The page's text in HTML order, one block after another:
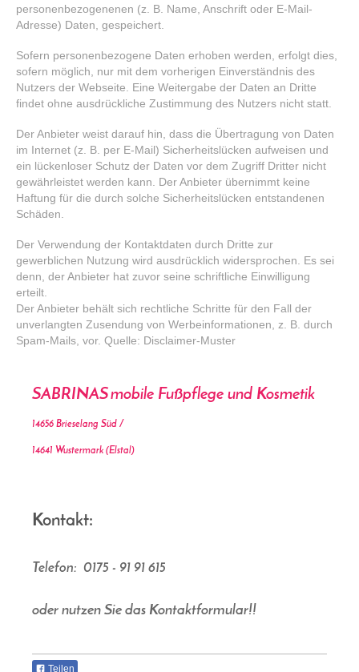
personenbezogenenen (z. B. Name, Anschrift oder E-Mail-
Adresse) Daten, gespeichert.
Sofern personenbezogene Daten erhoben werden, erfolgt dies,
sofern möglich, nur mit dem vorherigen Einverständnis des
Nutzers der Webseite. Eine Weitergabe der Daten an Dritte
findet ohne ausdrückliche Zustimmung des Nutzers nicht statt.
Der Anbieter weist darauf hin, dass die Übertragung von Daten
im Internet (z. B. per E-Mail) Sicherheitslücken aufweisen und
ein lückenloser Schutz der Daten vor dem Zugriff Dritter nicht
gewährleistet werden kann. Der Anbieter übernimmt keine
Haftung für die durch solche Sicherheitslücken entstandenen
Schäden.
Der Verwendung der Kontaktdaten durch Dritte zur
gewerblichen Nutzung wird ausdrücklich widersprochen. Es sei
denn, der Anbieter hat zuvor seine schriftliche Einwilligung
erteilt.
Der Anbieter behält sich rechtliche Schritte für den Fall der
unverlangten Zusendung von Werbeinformationen, z. B. durch
Spam-Mails, vor. Quelle: Disclaimer-Muster
SABRINASmobile Fußpflege und Kosmetik
14656 Brieselang Süd /
14641 Wustermark (Elstal)
Kontakt:
Telefon: 0175 - 91 91 615
oder nutzen Sie das Kontaktformular!!
Teilen